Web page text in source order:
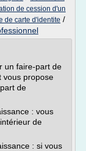
de cession d'un
de carte d'identite /
un faire-part de
vous propose
de
: vous
de
: si vous